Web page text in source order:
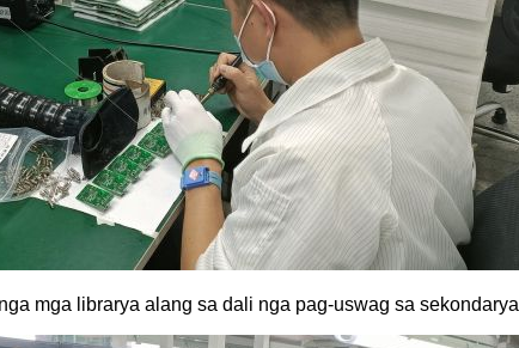
mga librarya alang sa dali nga pag-uswag sa sekondarya